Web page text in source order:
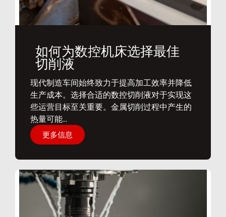
如何为数控机床选择最佳
切削液
​现代制造车间始终致力于提高加工效率并降低
生产成本。选择合适的数控切削液对于实现这
些运营目标至关重要。金属切削过程中产生的
热量可能...
更多信息